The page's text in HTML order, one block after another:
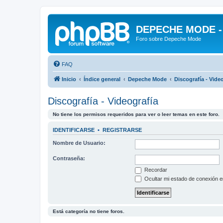
DEPECHE MODE
Foro sobre Depeche Mode
FAQ
Inicio Índice general Depeche Mode Discografía -
Discografía - Videografía
No tiene los permisos requeridos para ver o leer temas en este foro.
IDENTIFICARSE • REGISTRARSE
Nombre de Usuario:
Contraseña:
Recordar
Ocultar mi estado de conexión
Está categoría no tiene foros.